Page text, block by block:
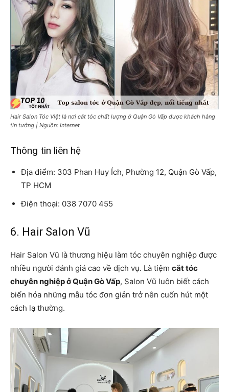
Hair Salon Tóc Việt là nơi cắt tóc chất lượng ở Quận Gò Vấp được khách hàng
tin tưởng | Nguồn: Internet
Thông tin liên hệ
Địa điểm: 303 Phan Huy Ích, Phường 12, Quận Gò Vấp,
TP HCM
Điện thoại: 038 7070 455
6. Hair Salon Vũ
Hair Salon Vũ là thương hiệu làm tóc chuyên nghiệp được
nhiều người đánh giá cao về dịch vụ. Là tiệm cắt tóc
chuyên nghiệp ở Quận Gò Vấp, Salon Vũ luôn biết cách
biến hóa những mẫu tóc đơn giản trở nên cuốn hút một
cách lạ thường.